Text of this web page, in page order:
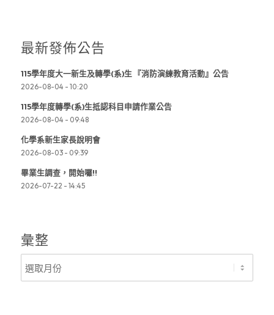
最新發佈公告
115學年度大一新生及轉學(系)生 『消防演練教育活動』公告
2026-08-04 - 10:20
115學年度轉學(系)生抵認科目申請作業公告
2026-08-04 - 09:48
化學系新生家長說明會
2026-08-03 - 09:39
畢業生調查，開始囉!!
2026-07-22 - 14:45
彙整